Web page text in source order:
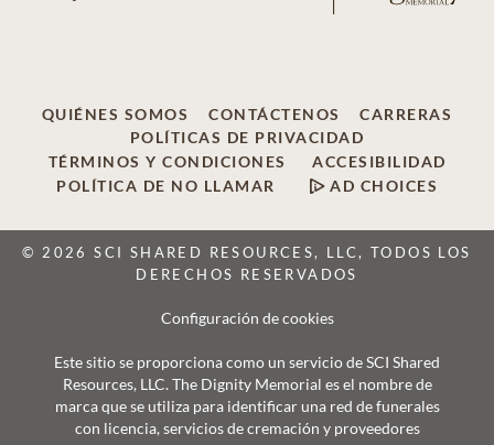
QUIÉNES SOMOS CONTÁCTENOS
CARRERAS
POLÍTICAS DE PRIVACIDAD
TÉRMINOS Y CONDICIONES
ACCESIBILIDAD
POLÍTICA DE NO LLAMAR
AD CHOICES
© 2026 SCI SHARED RESOURCES, LLC, TODOS LOS
DERECHOS RESERVADOS
Configuración de cookies
Este sitio se proporciona como un servicio de SCI Shared
Resources, LLC. The Dignity Memorial es el nombre de
marca que se utiliza para identificar una red de funerales
con licencia, servicios de cremación y proveedores